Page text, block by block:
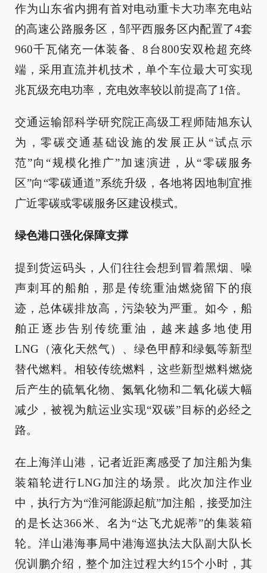
作为山东省内拥有首对电动重卡大功率充电站
的高速公路服务区，邹平西服务区内配置了4套
960千瓦储充一体装备、8台800安双枪超充终
端，采用直流并机技术，单个车位最大可实现
兆瓦级充电功率，充电效率较以前提高了1倍。
交通运输部科学研究院正高级工程师陆旭东认
为，零碳交通基础设施的发展正从“试点示
范”向“规模化推广”加速演进，从“零碳服务
区”向“零碳通道”系统升级，各地将因地制宜推
广近零碳或零碳服务区建设模式。
绿色港口强化保障支撑
提到货运码头，人们往往会想到冒着黑烟、噪
声刺耳的船舶，那是传统重油燃烧留下的痕
迹，总体碳排放高，污染较为严重。如今，船
舶正逐步告别传统重油，越来越多地使用
LNG（液化天然气）、绿色甲醇和绿氨等新型
替代燃料。相较传统燃料，这些新型燃料燃烧
后产生的硫氧化物、氮氧化物和二氧化碳大幅
减少，被视为航运业实现“双碳”目标的必经之
路。
在上海洋山港，记者近距离感受了加注船为集
装箱轮进行LNG加注的场景。此次加注作业
中，执行方为“淮河能源起航”加注船，接受加注
的是长达366米、名为“达飞尤妮蒂”的集装箱
轮。洋山港海事局中港海巡执法大队副大队长
倪训鹏介绍，整个加注过程大约15个小时，其